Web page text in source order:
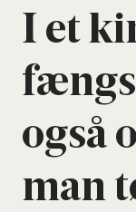
I et
også
man